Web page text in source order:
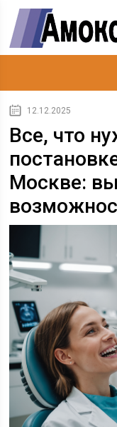
12.12.2025
Все, что
Москве: